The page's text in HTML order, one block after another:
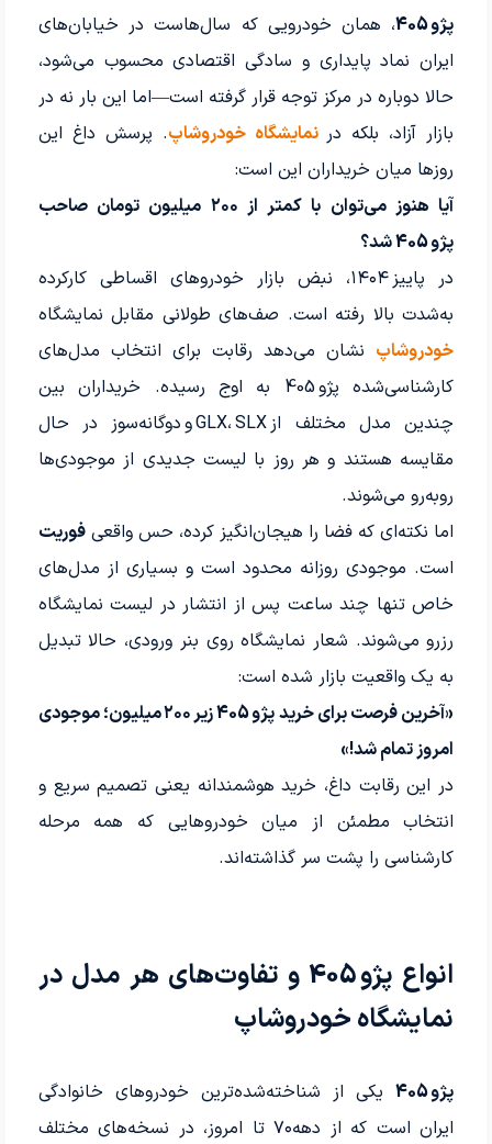
پژو 405
، همان خودرویی که سال‌هاست در خیابان‌های
ایران نماد پایداری و سادگی اقتصادی محسوب می‌شود،
حالا دوباره در مرکز توجه قرار گرفته است—اما این بار نه در
بازار آزاد، بلکه در نمایشگاه خودروشاپ. پرسش داغ این
روزها میان خریداران این است:
آیا هنوز می‌توان با کمتر از ۲۰۰ میلیون تومان صاحب
پژو 405 شد؟
در پاییز ۱۴۰۴، نبض بازار خودروهای اقساطی کارکرده
به‌شدت بالا رفته است. صف‌های طولانی مقابل نمایشگاه
خودروشاپ نشان می‌دهد رقابت برای انتخاب مدل‌های
کارشناسی‌شده پژو 405 به اوج رسیده. خریداران بین
چندین مدل مختلف از GLX، SLX و دوگانه‌سوز در حال
مقایسه هستند و هر روز با لیست جدیدی از موجودی‌ها
روبه‌رو می‌شوند.
اما نکته‌ای که فضا را هیجان‌انگیز کرده، حس واقعیفوریت
است. موجودی روزانه محدود است و بسیاری از مدل‌های
خاص تنها چند ساعت پس از انتشار در لیست نمایشگاه
رزرو می‌شوند. شعار نمایشگاه روی بنر ورودی، حالا تبدیل
به یک واقعیت بازار شده است:
«آخرین فرصت برای خرید پژو 405 زیر ۲۰۰ میلیون؛ موجودی
امروز تمام شد!»
در این رقابت داغ، خرید هوشمندانه یعنی تصمیم سریع و
انتخاب مطمئن از میان خودروهایی که همه مرحله
کارشناسی را پشت سر گذاشته‌اند.
انواع پژو 405 و تفاوت‌های هر مدل در
نمایشگاه خودروشاپ
پژو 405
یکی از شناخته‌شده‌ترین خودروهای خانوادگی
ایران است که از دهه‌۷۰ تا امروز، در نسخه‌های مختلف